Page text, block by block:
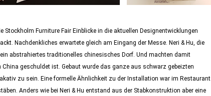
Furniture Fair Einblicke in die aktuellen Designentwicklungen
Nachdenkliches erwartete gleich am Eingang der Messe. Neri & Hu, die
abstrahiertes traditionelles chinesisches Dorf. Und machten damit
geschuldet ist. Gebaut wurde das ganze aus schwarz gebeizten
zu sein. Eine formelle Ähnlichkeit zu der Installation war im Restaurant
Anders wie bei Neri & Hu entstand aus der Stabkonstruktion aber eine